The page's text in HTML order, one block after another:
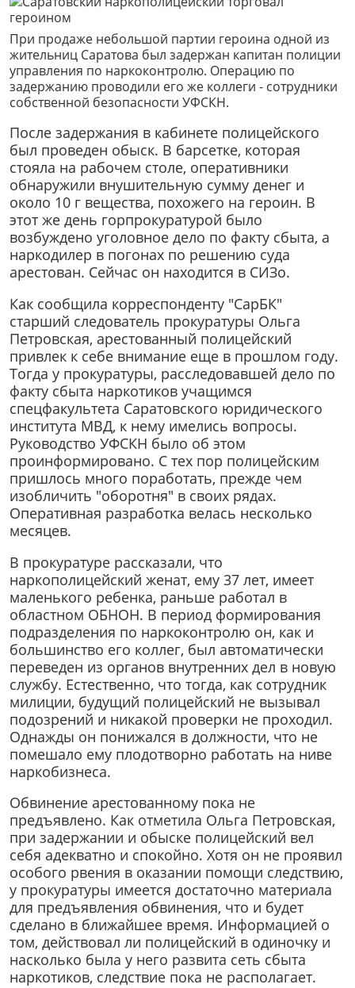
При продаже небольшой партии героина одной из
жительниц Саратова был задержан капитан полиции
управления по наркоконтролю. Операцию по
задержанию проводили его же коллеги - сотрудники
собственной безопасности УФСКН.
После задержания в кабинете полицейского
был проведен обыск. В барсетке, которая
стояла на рабочем столе, оперативники
обнаружили внушительную сумму денег и
около 10 г вещества, похожего на героин. В
этот же день горпрокуратурой было
возбуждено уголовное дело по факту сбыта, а
наркодилер в погонах по решению суда
арестован. Сейчас он находится в СИЗо.
Как сообщила корреспонденту "СарБК"
старший следователь прокуратуры Ольга
Петровская, арестованный полицейский
привлек к себе внимание еще в прошлом году.
Тогда у прокуратуры, расследовавшей дело по
факту сбыта наркотиков учащимся
спецфакультета Саратовского юридического
института МВД, к нему имелись вопросы.
Руководство УФСКН было об этом
проинформировано. С тех пор полицейским
пришлось много поработать, прежде чем
изобличить "оборотня" в своих рядах.
Оперативная разработка велась несколько
месяцев.
В прокуратуре рассказали, что
наркополицейский женат, ему 37 лет, имеет
маленького ребенка, раньше работал в
областном ОБНОН. В период формирования
подразделения по наркоконтролю он, как и
большинство его коллег, был автоматически
переведен из органов внутренних дел в новую
службу. Естественно, что тогда, как сотрудник
милиции, будущий полицейский не вызывал
подозрений и никакой проверки не проходил.
Однажды он понижался в должности, что не
помешало ему плодотворно работать на ниве
наркобизнеса.
Обвинение арестованному пока не
предъявлено. Как отметила Ольга Петровская,
при задержании и обыске полицейский вел
себя адекватно и спокойно. Хотя он не проявил
особого рвения в оказании помощи следствию,
у прокуратуры имеется достаточно материала
для предъявления обвинения, что и будет
сделано в ближайшее время. Информацией о
том, действовал ли полицейский в одиночку и
насколько была у него развита сеть сбыта
наркотиков, следствие пока не располагает.